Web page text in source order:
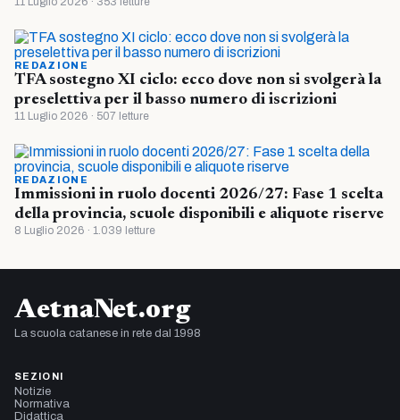
REDAZIONE
TFA sostegno XI ciclo: ecco dove non si svolgerà la
preselettiva per il basso numero di iscrizioni
11 Luglio 2026 · 507 letture
REDAZIONE
Immissioni in ruolo docenti 2026/27: Fase 1 scelta
della provincia, scuole disponibili e aliquote riserve
8 Luglio 2026 · 1.039 letture
AetnaNet.org
La scuola catanese in rete dal 1998
SEZIONI
Notizie
Normativa
Didattica